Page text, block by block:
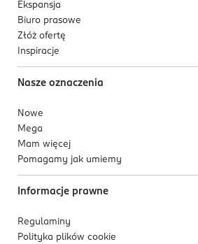
Ekspansja
Biuro prasowe
Złóż ofertę
Inspiracje
Nasze oznaczenia
Nowe
Mega
Mam więcej
Pomagamy jak umiemy
Informacje prawne
Regulaminy
Polityka plików cookie